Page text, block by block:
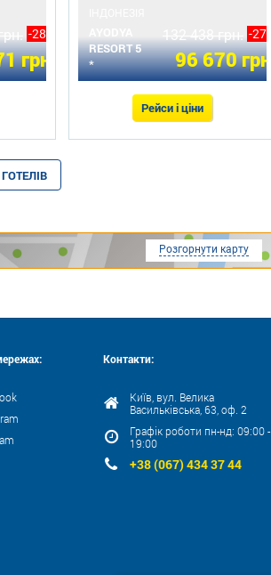
-28%
грн.
RESORT 5
*
132 438 грн. -27%
96 670 грн.
Рейси і ціни
Розгорнути карту
Контакти:
Київ, вул. Велика
Васильківська, 63, оф. 2
Графік роботи пн-нд: 09:00 -
19:00
+38 (067) 434 37 44